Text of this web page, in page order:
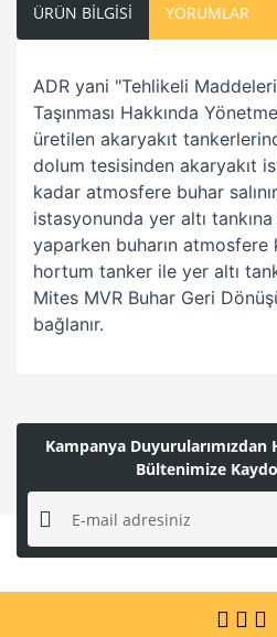
ÜRÜN BİLGİSİ YORUMLAR
ADR yani "Tehlikeli
Taşınması Hakkında
üretilen akaryakıt
dolum tesisinden akaryakıt
kadar atmosfere buhar
istasyonunda yer altı tankına
yaparken buharın atmosfere
hortum tanker ile yer altı
Mites MVR Buhar Geri
bağlanır.
Yorum Yaz
kullanarak tarafımıza iletebilirsiniz.
Görüş ve önerileriniz için teşekkür
Ürün resmi kalitesiz, bozuk
Ürün açıklamasında eksik
Ürün bilgilerinde hatalar
Ürün fiyatı diğer sitelerden daha
Bu ürüne benzer farklı
Kampanya
Bültenimize